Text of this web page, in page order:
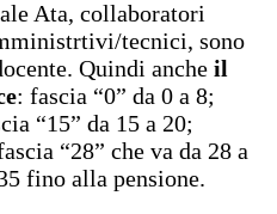
Ata, collaboratori
tecnici, sono
Quindi anche il
: fascia “0” da 0 a 8;
“15” da 15 a 20;
“28” che va da 28 a
fino alla pensione.